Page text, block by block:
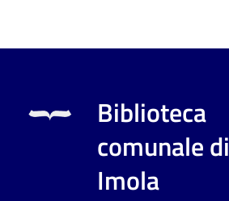
Biblioteca
comunale di
Imola